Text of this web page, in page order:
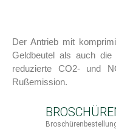
Der Antrieb mit
Geldbeutel als auch die
reduzierte CO2- und
Rußemission.